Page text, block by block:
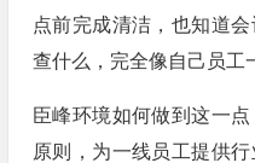
点前完成清洁，也知道
查什么，完全像自己员工
臣峰环境如何做到这一
原则，为一线员工提供